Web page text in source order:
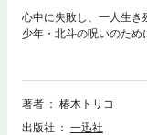
心中に失敗し、一人生き
少年・北斗の呪いのた
を鬱々と過ごす志野だ
ずに怒ったり笑ったり
った北斗の呪いはさら
園を舞台に繰り広げられ
著者
椿木トリコ
出版社
一迅社